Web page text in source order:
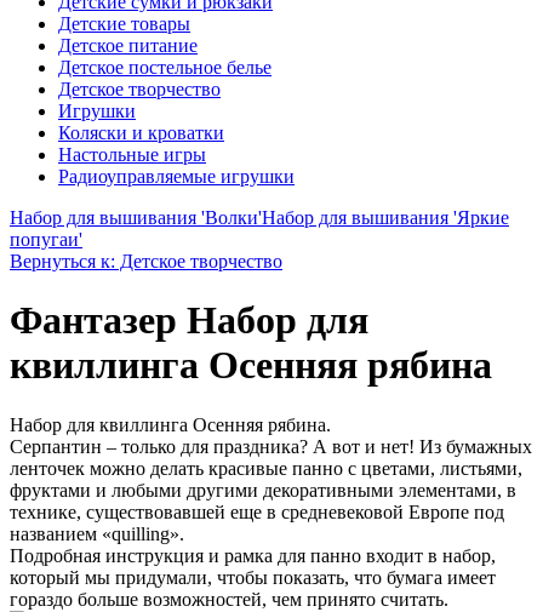
Детские товары
Детское питание
Детское постельное белье
Детское творчество
Игрушки
Коляски и кроватки
Настольные игры
Радиоуправляемые игрушки
Набор для вышивания 'Волки'Набор для вышивания 'Яркие
попугаи'
Вернуться к: Детское творчество
Фантазер Набор для
квиллинга Осенняя рябина
Набор для квиллинга Осенняя рябина.
Серпантин – только для праздника? А вот и нет! Из бумажных
ленточек можно делать красивые панно с цветами, листьями,
фруктами и любыми другими декоративными элементами, в
технике, существовавшей еще в средневековой Европе под
названием «quilling».
Подробная инструкция и рамка для панно входит в набор,
который мы придумали, чтобы показать, что бумага имеет
гораздо больше возможностей, чем принято считать.